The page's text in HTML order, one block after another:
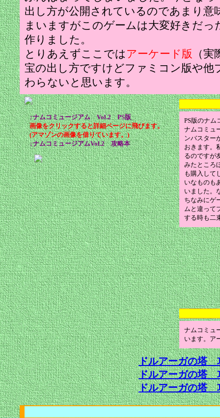
出し方が公開されているのであまり意
まいますがこのゲームは大変好きだ
作りました。
とりあえずここでは アーケード版
（
宝の出し方ですけどファミコン版や他
わらないと思います。
↑ナムコミュージアム Vol.2 PS版
画像をクリックすると詳細ページに飛びます。
(アマゾンの画像を借りています。)
↓ナムコミュージアムVol.2 攻略本
PS版のナム
ナムコミュ
ンバスター
おきます。
るのですが
みたところ
も購入して
いなものも
いました。
ちなみにゲ
ムと違って
する時も二
ナムコミュ
います。ア
ドルアーガの塔
ドルアーガの塔
ドルアーガの塔